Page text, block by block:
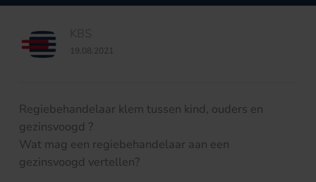
KBS
19.08.2021
Regiebehandelaar klem tussen kind, ouders en
gezinsvoogd ?
Wat mag een regiebehandelaar aan een
gezinsvoogd vertellen?